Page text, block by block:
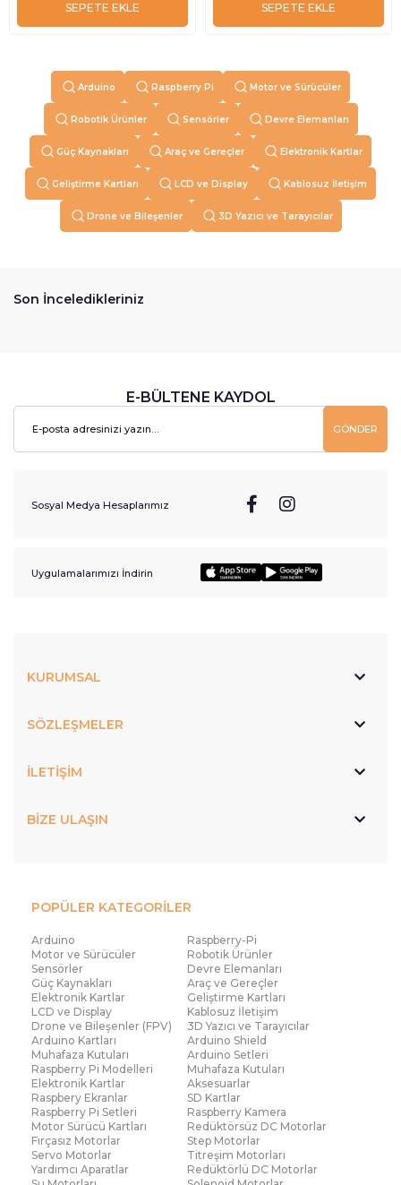
SEPETE EKLE SEPETE EKLE
Arduino Raspberry Pi Motor ve Sürücüler
Robotik Ürünler Sensörler Devre Elemanları
Güç Kaynakları Araç ve Gereçler Elektronik Kartlar
Geliştirme Kartları LCD ve Display Kablosuz İletişim
Drone ve Bileşenler 3D Yazıcı ve Tarayıcılar
Son İnceledikleriniz
E-BÜLTENE KAYDOL
GÖNDER
Sosyal Medya Hesaplarımız
Uygulamalarımızı İndirin
KURUMSAL
SÖZLEŞMELER
İLETİŞİM
BİZE ULAŞIN
POPÜLER KATEGORİLER
Arduino
Raspberry-Pi
Motor ve Sürücüler
Robotik Ürünler
Sensörler
Devre Elemanları
Güç Kaynakları
Araç ve Gereçler
Elektronik Kartlar
Geliştirme Kartları
LCD ve Display
Kablosuz İletişim
Drone ve Bileşenler (FPV)
3D Yazıcı ve Tarayıcılar
Arduino Kartları
Arduino Shield
Muhafaza Kutuları
Arduino Setleri
Raspberry Pi Modelleri
Muhafaza Kutuları
Elektronik Kartlar
Aksesuarlar
Raspbery Ekranlar
SD Kartlar
Raspberry Pi Setleri
Raspberry Kamera
Motor Sürücü Kartları
Redüktörsüz DC Motorlar
Fırçasız Motorlar
Step Motorlar
Servo Motorlar
Titreşim Motorları
Yardımcı Aparatlar
Redüktörlü DC Motorlar